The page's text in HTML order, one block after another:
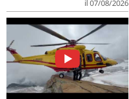
il 07/08/2026